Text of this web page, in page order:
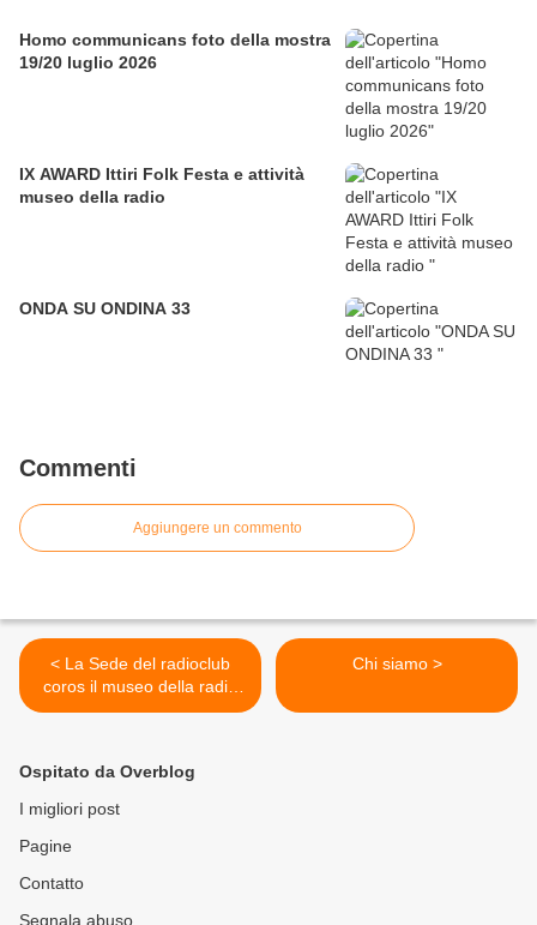
Homo communicans foto della mostra
19/20 luglio 2026
IX AWARD Ittiri Folk Festa e attività
museo della radio
ONDA SU ONDINA 33
Commenti
Aggiungere un commento
< La Sede del radioclub
coros il museo della radio
Mario Faedda
Chi siamo >
Ospitato da Overblog
I migliori post
Pagine
Contatto
Segnala abuso